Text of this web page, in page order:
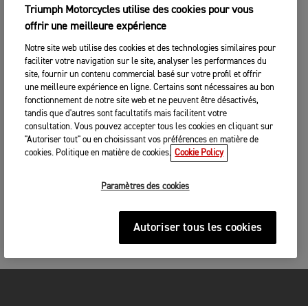
Triumph Motorcycles utilise des cookies pour vous
offrir une meilleure expérience
Notre site web utilise des cookies et des technologies similaires pour
faciliter votre navigation sur le site, analyser les performances du
site, fournir un contenu commercial basé sur votre profil et offrir
une meilleure expérience en ligne. Certains sont nécessaires au bon
fonctionnement de notre site web et ne peuvent être désactivés,
tandis que d'autres sont facultatifs mais facilitent votre
consultation. Vous pouvez accepter tous les cookies en cliquant sur
"Autoriser tout" ou en choisissant vos préférences en matière de
cookies. Politique en matière de cookies. Cookie Policy
Paramètres des cookies
Autoriser tous les cookies